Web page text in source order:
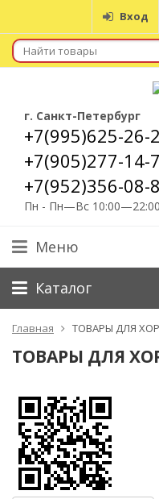
Вход
г. Санкт-Петербург
+7(995)625-26-
+7(905)277-14-
+7(952)356-08-
Пн - Пн—Вс 10:00—22:00
Меню
Каталог
Главная ТОВАРЫ ДЛЯ
ТОВАРЫ ДЛЯ